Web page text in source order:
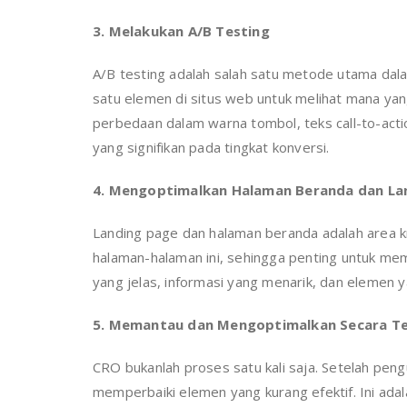
3. Melakukan A/B Testing
A/B testing adalah salah satu metode utama
satu elemen di situs web untuk melihat mana
perbedaan dalam warna tombol, teks call-to-
yang signifikan pada tingkat konversi.
4. Mengoptimalkan Halaman Beranda dan
Landing page dan halaman beranda adalah
halaman-halaman ini, sehingga penting untuk
yang jelas, informasi yang menarik, dan elemen
5. Memantau dan Mengoptimalkan Secara
CRO bukanlah proses satu kali saja. Setelah
memperbaiki elemen yang kurang efektif. Ini